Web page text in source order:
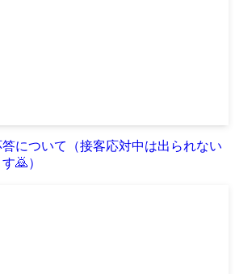
について（接客応対中は出られない
🙇）